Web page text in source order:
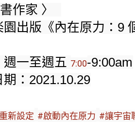
作家 〉
園出版《內在原力：9
一至週五 7:00-9:00am
：2021.10.29
新設定 #啟動內在原力 #讓宇宙